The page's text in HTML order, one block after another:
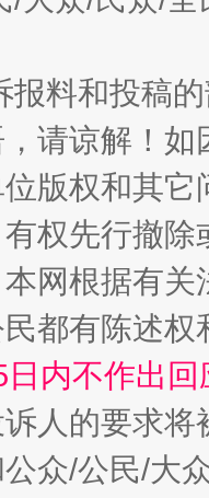
报料和投稿
请谅解！
版权和其它
权先行撤
网根据有
都有陈述
内不作出
人的要求将
众/公民/大